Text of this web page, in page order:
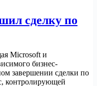
сделку по
Microsoft и
бизнес-
завершении сделки по
контролирующей